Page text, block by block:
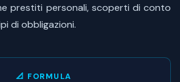
prestiti personali, scoperti di conto
di obbligazioni.
📐 FORMULA